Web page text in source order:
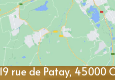
19 rue de Patay, 45000